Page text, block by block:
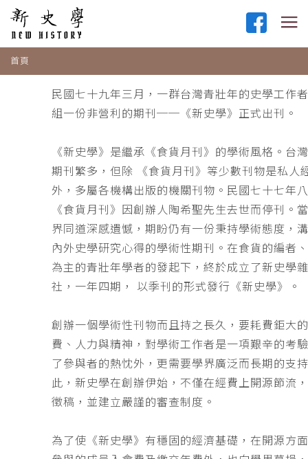
首頁
民國七十九年三月，一群台灣青壯年的史學工作
組一份非營利的期刊──《新史學》正式出刊。
《新史學》是繼承《食貨月刊》的學術風格。台
期刊繁多，但除 《食貨月刊》等少數刊物是私人
外，多屬各機構出版的機關刊物。民國七十七年
《食貨月刊》因創辦人陶希聖先生去世而停刊。
界同道深感遺憾，期盼仍有一份秉持學術態度，
內外史學研究心得的學術性期刊。在食貨的編者
為主的青壯年學者的發起下，終於成立了新史學
社，一年四期， 以季刊的形式發行《新史學》。
創辦一個學術性刊物而且持之長久，要耗費鉅大
費、人力與精神，對學術工作者是一項艱辛的考
了參與者的熱忱外，更需要學界廣泛而長期的支
此，新史學在創辦伊始，不僅在經費上開源節流
徵稿，並建立嚴謹的審查制度。
為了使《新史學》有穩固的經濟基礎，在開源方